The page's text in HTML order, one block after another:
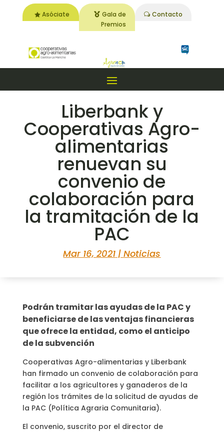
Asóciate
Gala de
Premios
Contacto
Liberbank y
Cooperativas Agro-
alimentarias
renuevan su
convenio de
colaboración para
la tramitación de la
PAC
Mar 16, 2021 |Noticias
Podrán tramitar las ayudas de la PAC y
beneficiarse de las ventajas financieras
que ofrece la entidad, como el anticipo
de la subvención
Cooperativas Agro-alimentarias y Liberbank
han firmado un convenio de colaboración para
facilitar a los agricultores y ganaderos de la
región los trámites de la solicitud de ayudas de
la PAC (Política Agraria Comunitaria).
El convenio, suscrito por el director de